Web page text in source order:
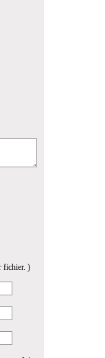
fichier. )